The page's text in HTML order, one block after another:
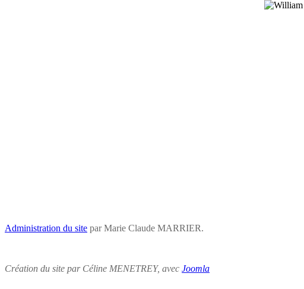
Administration du site par Marie Claude MARRIER.
Création du site par Céline MENETREY, avec Joomla